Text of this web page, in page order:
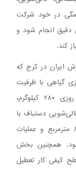
در خود شرکت
دقیق انجام شود و
کند.
ایران در کرج که
گیاهی با ظرفیت
روزانه ۱۰۰ کیلوگرم، رنگرزی شیمیایی با روزی ۲۸۰ کیلوگرم،
۵۰۰۰ کیلوگرم، قالی‌شویی دستباف با
استانداردهای مناسب با ظرفیت روزانه ۸۰ مترمربع و عملیات
انجام می‌شود. همچنین بخش
کیفی کار تعطیل